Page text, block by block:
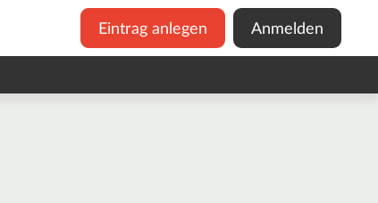
Eintrag anlegen Anmelden